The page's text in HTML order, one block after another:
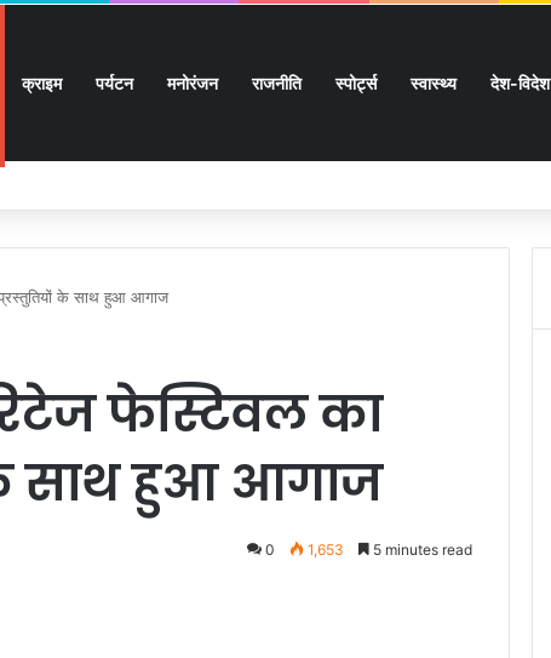
क्राइम पर्यटन मनोरंजन राजनीति स्पोर्ट्स स्वास्थ्य देश-विदेश
के उत्कृष्ट समन्वय से सफलतापूर्वक संचालित हो रही कांवड़ यात्रा
प्रस्तुतियों के साथ हुआ आगाज
फेस्टिवल का
के साथ हुआ आगाज
0 1,653 5 minutes read